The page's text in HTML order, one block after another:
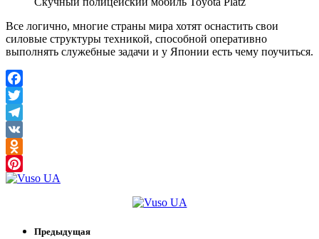
Все логично, многие страны мира хотят оснастить свои
силовые структуры техникой, способной оперативно
выполнять служебные задачи и у Японии есть чему поучиться.
Facebook
Twitter
Telegram
VK
Odnoklassniki
Pinterest
Предыдущая